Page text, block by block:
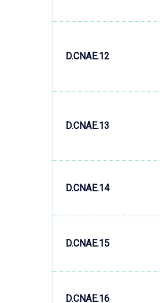
D.CNAE.12
D.CNAE.13
D.CNAE.14
D.CNAE.15
D.CNAE.16